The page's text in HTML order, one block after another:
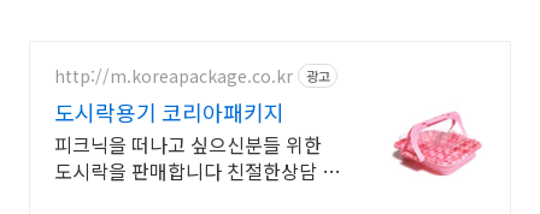
http://m.koreapackage.co.kr 광고
도시락용기 코리아패키지
피크닉을 떠나고 싶으신분들 위한
도시락을 판매합니다 친절한상담 전